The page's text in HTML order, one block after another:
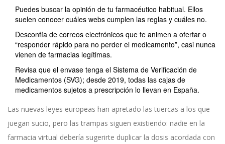
Puedes buscar la opinión de tu farmacéutico habitual. Ellos
suelen conocer cuáles webs cumplen las reglas y cuáles no.
Desconfía de correos electrónicos que te animen a ofertar o
“responder rápido para no perder el medicamento”, casi nunca
vienen de farmacias legítimas.
Revisa que el envase tenga el Sistema de Verificación de
Medicamentos (SVG); desde 2019, todas las cajas de
medicamentos sujetos a prescripción lo llevan en España.
Las nuevas leyes europeas han apretado las tuercas a los que
juegan sucio, pero las trampas siguen existiendo: nadie en la
farmacia virtual debería sugerirte duplicar la dosis acordada con